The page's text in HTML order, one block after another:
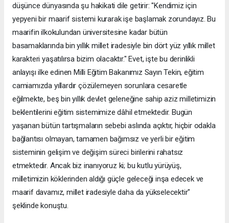
düşünce dünyasında şu hakikati dile getirir: "Kendimiz için
yepyeni bir maarif sistemi kurarak işe başlamak zorundayız. Bu
maarifin ilkokulundan üniversitesine kadar bütün
basamaklarında bin yıllık millet iradesiyle bin dört yüz yıllık millet
karakteri yaşatılırsa bizim olacaktır." Evet, işte bu derinlikli
anlayışı ilke edinen Milli Eğitim Bakanımız Sayın Tekin, eğitim
camiamızda yıllardır çözülemeyen sorunlara cesaretle
eğilmekte, beş bin yıllık devlet geleneğine sahip aziz milletimizin
beklentilerini eğitim sistemimize dâhil etmektedir. Bugün
yaşanan bütün tartışmaların sebebi aslında açıktır, hiçbir odakla
bağlantısı olmayan, tamamen bağımsız ve yerli bir eğitim
sisteminin gelişim ve değişim süreci birilerini rahatsız
etmektedir. Ancak biz inanıyoruz ki; bu kutlu yürüyüş,
milletimizin köklerinden aldığı güçle geleceği inşa edecek ve
maarif davamız, millet iradesiyle daha da yükselecektir"
şeklinde konuştu.